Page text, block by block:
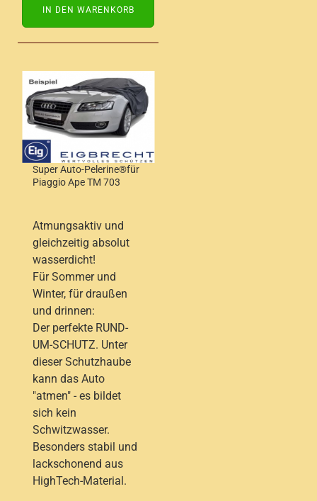
IN DEN WARENKORB
Super Auto-Pelerine®für
Piaggio Ape TM 703
Atmungsaktiv und
gleichzeitig absolut
wasserdicht!
Für Sommer und
Winter, für draußen
und drinnen:
Der perfekte RUND-
UM-SCHUTZ. Unter
dieser Schutzhaube
kann das Auto
"atmen" - es bildet
sich kein
Schwitzwasser.
Besonders stabil und
lackschonend aus
HighTech-Material.